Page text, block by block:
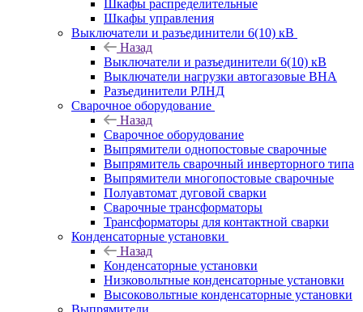
Шкафы распределительные
Шкафы управления
Выключатели и разъединители 6(10) кВ
Назад
Выключатели и разъединители 6(10) кВ
Выключатели нагрузки автогазовые ВНА
Разъединители РЛНД
Сварочное оборудование
Назад
Сварочное оборудование
Выпрямители однопостовые сварочные
Выпрямитель сварочный инверторного типа
Выпрямители многопостовые сварочные
Полуавтомат дуговой сварки
Сварочные трансформаторы
Трансформаторы для контактной сварки
Конденсаторные установки
Назад
Конденсаторные установки
Низковольтные конденсаторные установки
Высоковольтные конденсаторные установки
Выпрямители